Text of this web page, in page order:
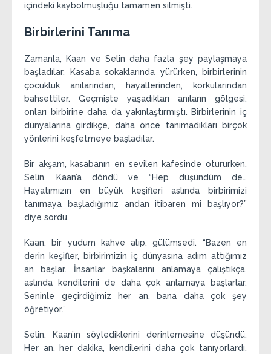
içindeki kaybolmuşluğu tamamen silmişti.
Birbirlerini Tanıma
Zamanla, Kaan ve Selin daha fazla şey paylaşmaya
başladılar. Kasaba sokaklarında yürürken, birbirlerinin
çocukluk anılarından, hayallerinden, korkularından
bahsettiler. Geçmişte yaşadıkları anıların gölgesi,
onları birbirine daha da yakınlaştırmıştı. Birbirlerinin iç
dünyalarına girdikçe, daha önce tanımadıkları birçok
yönlerini keşfetmeye başladılar.
Bir akşam, kasabanın en sevilen kafesinde otururken,
Selin, Kaan’a döndü ve “Hep düşündüm de…
Hayatımızın en büyük keşifleri aslında birbirimizi
tanımaya başladığımız andan itibaren mi başlıyor?”
diye sordu.
Kaan, bir yudum kahve alıp, gülümsedi. “Bazen en
derin keşifler, birbirimizin iç dünyasına adım attığımız
an başlar. İnsanlar başkalarını anlamaya çalıştıkça,
aslında kendilerini de daha çok anlamaya başlarlar.
Seninle geçirdiğimiz her an, bana daha çok şey
öğretiyor.”
Selin, Kaan’ın söylediklerini derinlemesine düşündü.
Her an, her dakika, kendilerini daha çok tanıyorlardı.